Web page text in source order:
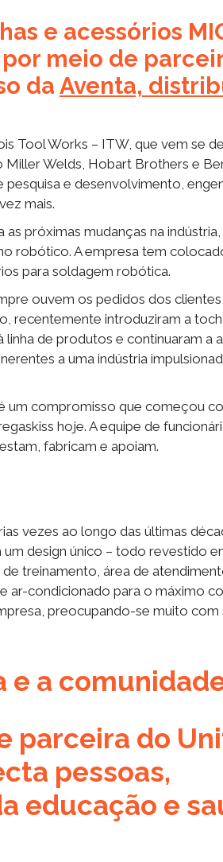
e acessórios
meio de
da Aventa,
Tool Works – ITW, que vem se
Welds, Hobart Brothers e
e desenvolvimento,
mais.
próximas mudanças na indústria,
robótico. A empresa tem
para soldagem robótica.
ouvem os pedidos dos
recentemente introduziram a
de produtos e continuaram a
a uma indústria
um compromisso que começou
hoje. A equipe de
fabricam e apoiam.
vezes ao longo das últimas
design único – todo revestido
treinamento, área de
ar-condicionado para o máximo
preocupando-se muito com
e a
parceira do
pessoas,
educação e